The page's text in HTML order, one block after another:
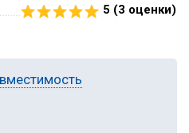
5 (3 оценки)